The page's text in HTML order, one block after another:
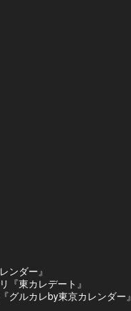
ンダー』
『東カレデート』
グルカレby東京カレンダー』